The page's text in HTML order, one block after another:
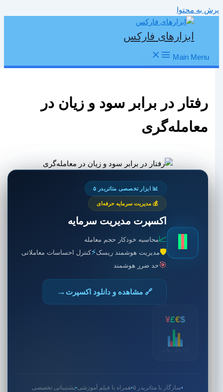
پرش به محتوا
ابزارهای فارکس
Main Menu
رفتار در برابر سود و زیان در
معامله‌گری
📊 ابزار تخصصی متاتریدر ۵
💰 مدیریت سرمایه حرفه‌ای
اکسپرت مدیریت سرمایه
📈محاسبه خودکار حجم معامله
🛡️ مدیریت هوشمند ریسک⚡کنترل احساسات معاملاتی
🎯حد ضرر هوشمند
🔗 مشاهده و دانلود اکسپرت→
$
€
£
¥
بازارهای جهانی
سازگار با متاتریدر ۵ ●همراه با فیلم آموزشی پشتیبانی تخصصی